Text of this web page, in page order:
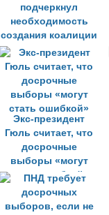
подчеркнул
необходимость
создания коалиции
Экс-президент
Гюль считает, что
досрочные
выборы «могут
стать ошибкой»